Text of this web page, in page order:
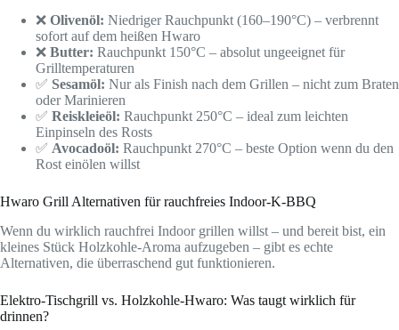
❌ Olivenöl: Niedriger Rauchpunkt (160–190°C) – verbrennt
sofort auf dem heißen Hwaro
❌ Butter: Rauchpunkt 150°C – absolut ungeeignet für
Grilltemperaturen
✅ Sesamöl: Nur als Finish nach dem Grillen – nicht zum Braten
oder Marinieren
✅ Reiskleieöl: Rauchpunkt 250°C – ideal zum leichten
Einpinseln des Rosts
✅ Avocadoöl: Rauchpunkt 270°C – beste Option wenn du den
Rost einölen willst
Hwaro Grill Alternativen für rauchfreies Indoor-K-BBQ
Wenn du wirklich rauchfrei Indoor grillen willst – und bereit bist, ein
kleines Stück Holzkohle-Aroma aufzugeben – gibt es echte
Alternativen, die überraschend gut funktionieren.
Elektro-Tischgrill vs. Holzkohle-Hwaro: Was taugt wirklich für
drinnen?